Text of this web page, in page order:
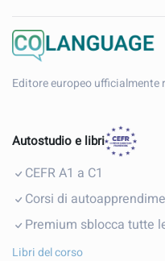
Editore europeo
Autostudio e libri
CEFR A1 a C1
Corsi di
Premium sblocca tutte
Libri del corso